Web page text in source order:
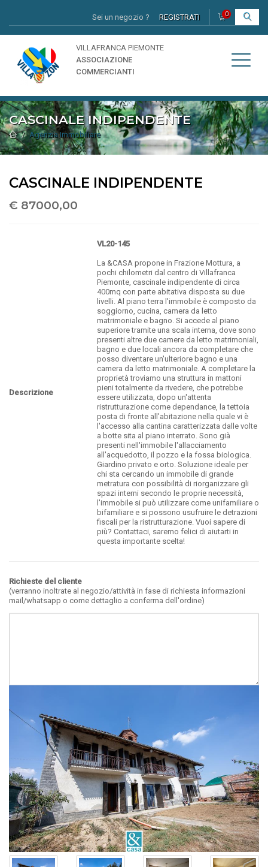
Sei un negozio ? REGISTRATI 0
VILLAFRANCA PIEMONTE
ASSOCIAZIONE
COMMERCIANTI
CASCINALE INDIPENDENTE
Agenzia Immobiliare
CASCINALE INDIPENDENTE
€ 87000,00
Descrizione
VL20-145
La &CASA propone in Frazione Mottura, a
pochi chilometri dal centro di Villafranca
Piemonte, cascinale indipendente di circa
400mq con parte abitativa disposta su due
livelli. Al piano terra l'immobile è composto da
soggiorno, cucina, camera da letto
matrimoniale e bagno. Si accede al piano
superiore tramite una scala interna, dove sono
presenti altre due camere da letto matrimoniali,
bagno e due locali ancora da completare che
posso diventare un'ulteriore bagno e una
camera da letto matrimoniale. A completare la
proprietà troviamo una struttura in mattoni
pieni totalmente da rivedere, che potrebbe
essere utilizzata, dopo un'attenta
ristrutturazione come dependance, la tettoia
posta di fronte all'abitazione nella quale vi è
l'accesso alla cantina caratterizzata dalle volte
a botte sita al piano interrato. Sono già
presenti nell'immobile l'allacciamento
all'acquedotto, il pozzo e la fossa biologica.
Giardino privato e orto. Soluzione ideale per
chi sta cercando un immobile di grande
metratura con possibilità di riorganizzare gli
spazi interni secondo le proprie necessità,
l'immobile si può utilizzare come unifamiliare o
bifamiliare e si possono usufruire le detrazioni
fiscali per la ristrutturazione. Vuoi sapere di
più? Contattaci, saremo felici di aiutarti in
questa importante scelta!
Richieste del cliente
(verranno inoltrate al negozio/attività in fase di richiesta informazioni
mail/whatsapp o come dettaglio a conferma dell'ordine)